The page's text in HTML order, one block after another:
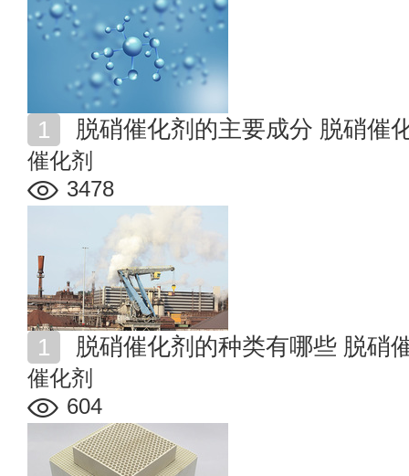
脱硝催化剂的主要成分 脱硝催
催化剂
3478
脱硝催化剂的种类有哪些 脱硝
催化剂
604